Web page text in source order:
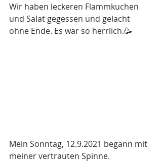
Wir haben leckeren Flammkuchen
und Salat gegessen und gelacht
ohne Ende. Es war so herrlich.🥳
Mein Sonntag, 12.9.2021 begann mit
meiner vertrauten Spinne.